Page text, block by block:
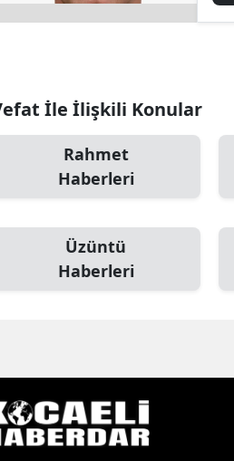
İle İlişkili Konular
Rahmet
Haberleri
Üzüntü
Haberleri